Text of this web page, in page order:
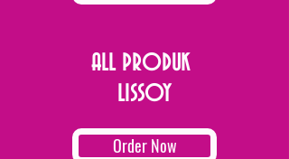
ALL PRODUK
LISSOY
Order Now